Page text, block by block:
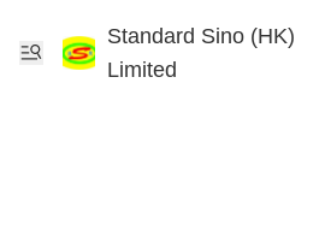
Standard Sino (HK)
Limited